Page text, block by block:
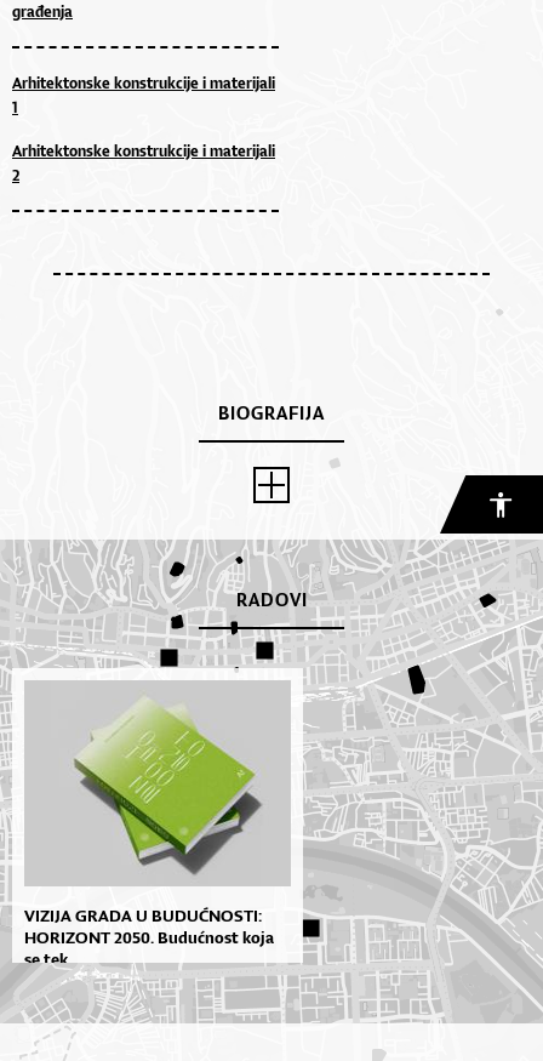
građenja
Arhitektonske konstrukcije i materijali
1
Arhitektonske konstrukcije i materijali
2
BIOGRAFIJA
RADOVI
VIZIJA GRADA U BUDUĆNOSTI:
HORIZONT 2050. Budućnost koja
se tek...